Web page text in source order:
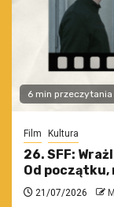
6 min przeczytania
Film Kultura
26. SFF:
Od początku,
21/07/2026